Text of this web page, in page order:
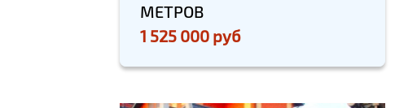
МЕТРОВ
1 525 000 руб